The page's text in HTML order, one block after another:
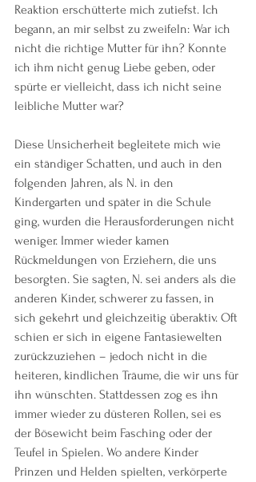
Reaktion erschütterte mich zutiefst. Ich
begann, an mir selbst zu zweifeln: War ich
nicht die richtige Mutter für ihn? Konnte
ich ihm nicht genug Liebe geben, oder
spürte er vielleicht, dass ich nicht seine
leibliche Mutter war?
Diese Unsicherheit begleitete mich wie
ein ständiger Schatten, und auch in den
folgenden Jahren, als N. in den
Kindergarten und später in die Schule
ging, wurden die Herausforderungen nicht
weniger. Immer wieder kamen
Rückmeldungen von Erziehern, die uns
besorgten. Sie sagten, N. sei anders als die
anderen Kinder, schwerer zu fassen, in
sich gekehrt und gleichzeitig überaktiv. Oft
schien er sich in eigene Fantasiewelten
zurückzuziehen – jedoch nicht in die
heiteren, kindlichen Träume, die wir uns für
ihn wünschten. Stattdessen zog es ihn
immer wieder zu düsteren Rollen, sei es
der Bösewicht beim Fasching oder der
Teufel in Spielen. Wo andere Kinder
Prinzen und Helden spielten, verkörperte